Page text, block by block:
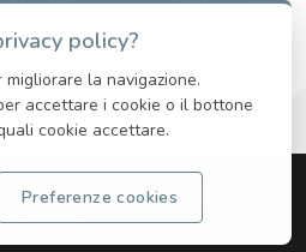
11, 25073 Bovezzo BS -
policy?
la navigazione.
accettare i cookie o il bottone
cookie accettare.
Preferenze cookies